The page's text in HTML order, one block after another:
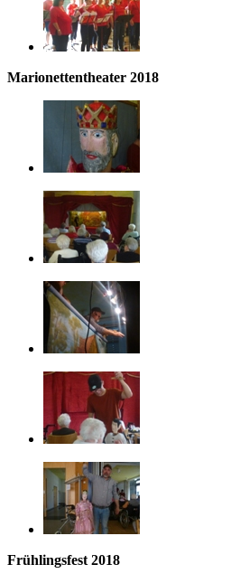
Marionettentheater 2018
Frühlingsfest 2018